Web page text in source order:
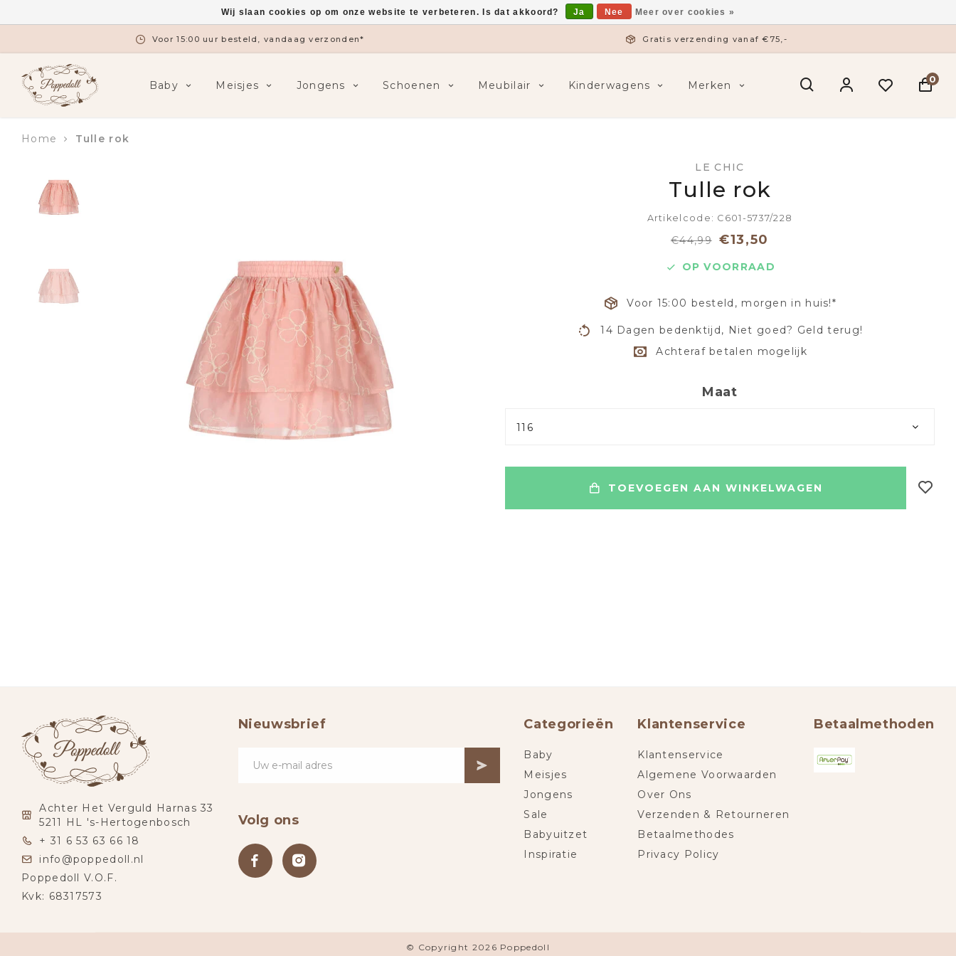
Voor 15:00 uur besteld, vandaag verzonden* Gratis verzending vanaf €75,-
Baby Meisjes Jongens Schoenen Meubilair Kinderwagens Merken 0
Home Tulle rok
LE CHIC
Tulle rok
Artikelcode: C601-5737/228
€44,99 €13,50
OP VOORRAAD
Voor 15:00 besteld, morgen in huis!*
14 Dagen bedenktijd, Niet goed? Geld terug!
Achteraf betalen mogelijk
Maat
116
TOEVOEGEN AAN WINKELWAGEN
Achter Het Verguld Harnas 33
5211 HL 's-Hertogenbosch
+ 31 6 53 63 66 18
info@poppedoll.nl
Poppedoll V.O.F.
Kvk: 68317573
Nieuwsbrief
Volg ons
Categorieën
Baby
Meisjes
Jongens
Sale
Babyuitzet
Inspiratie
Klantenservice
Klantenservice
Algemene Voorwaarden
Over Ons
Verzenden & Retourneren
Betaalmethodes
Privacy Policy
Betaalmethoden
© Copyright 2026 Poppedoll
Wij slaan cookies op om onze website te verbeteren. Is dat akkoord? Ja Nee Meer over cookies »